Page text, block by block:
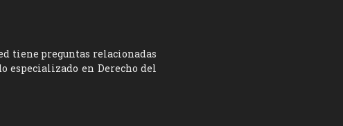
tiene preguntas relacionadas
especializado en Derecho del